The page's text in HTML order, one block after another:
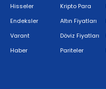
Hisseler
Endeksler
Varant
Haber
Kripto Para
Altın Fiyatları
Döviz Fiyatları
Pariteler